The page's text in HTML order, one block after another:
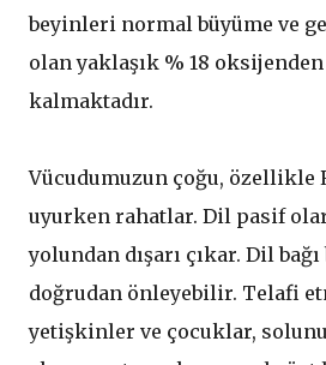
beyinleri normal büyüme ve
olan yaklaşık % 18
kalmaktadır.
Vücudumuzun çoğu, özellikle
uyurken rahatlar. Dil pasif
yolundan dışarı çıkar. Dil
doğrudan önleyebilir. Telafi
yetişkinler ve çocuklar,